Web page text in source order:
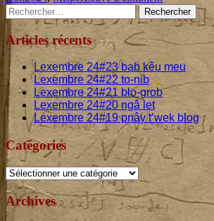
Qu’est-
ce
que
le
draconique ?
Main
Sidebar
Rechercher :
Articles récents
Lexembre 24#23bab kêu meu
Lexembre24#22 to-nib
Lexembre24#21 blo-grob
Lexembre 24#20ngâ let
Lexembre 24#19pnây t’wek blog
Catégories
Catégories
Archives